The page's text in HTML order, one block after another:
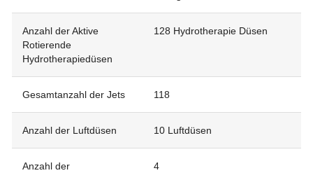
Anzahl der Aktive
Rotierende
Hydrotherapiedüsen
128 Hydrotherapie Düsen
Gesamtanzahl der Jets 118
Anzahl der Luftdüsen 10 Luftdüsen
Anzahl der
4